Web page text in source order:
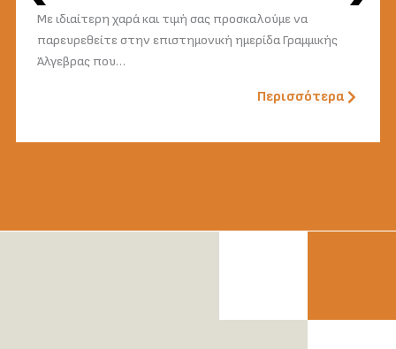
Με ιδιαίτερη χαρά και τιμή σας προσκαλούμε να
παρευρεθείτε στην επιστημονική ημερίδα Γραμμικής
Άλγεβρας που…
Περισσότερα